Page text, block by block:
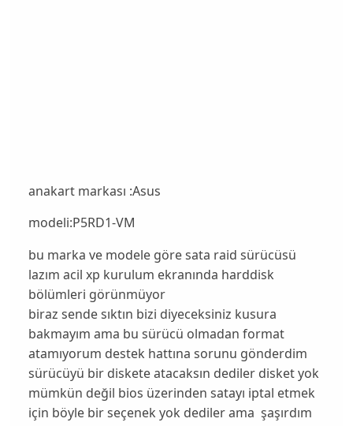
anakart markası :Asus
modeli:P5RD1-VM
bu marka ve modele göre sata raid sürücüsü
lazım acil xp kurulum ekranında harddisk
bölümleri görünmüyor
biraz sende sıktın bizi diyeceksiniz kusura
bakmayım ama bu sürücü olmadan format
atamıyorum destek hattına sorunu gönderdim
sürücüyü bir diskete atacaksın dediler disket yok
mümkün değil bios üzerinden satayı iptal etmek
için böyle bir seçenek yok dediler ama şaşırdım